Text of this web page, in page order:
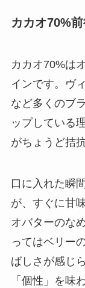
カカオ70%
カカオ70%は
インです。ヴ
など多くのブ
ップしている
がちょうど拮
口に入れた瞬
が、すぐに甘
オバターのな
ってはベリー
ばしさが感じ
「個性」を味